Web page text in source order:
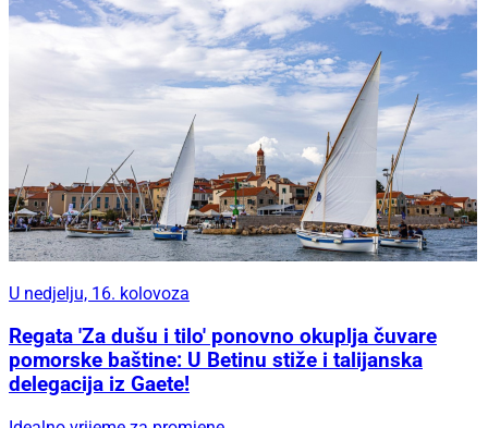
U nedjelju, 16. kolovoza
Regata 'Za dušu i tilo' ponovno okuplja čuvare
pomorske baštine: U Betinu stiže i talijanska
delegacija iz Gaete!